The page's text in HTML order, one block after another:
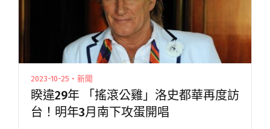
2023-10-25・新聞
睽違29年 「搖滾公雞」洛史都華再度訪
台！明年3月南下攻蛋開唱